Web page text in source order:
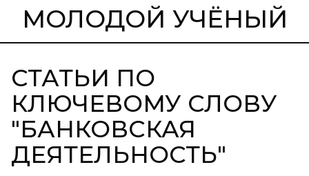
МОЛОДОЙ УЧЁНЫЙ
СТАТЬИ ПО
КЛЮЧЕВОМУ СЛОВУ
"БАНКОВСКАЯ
ДЕЯТЕЛЬНОСТЬ"